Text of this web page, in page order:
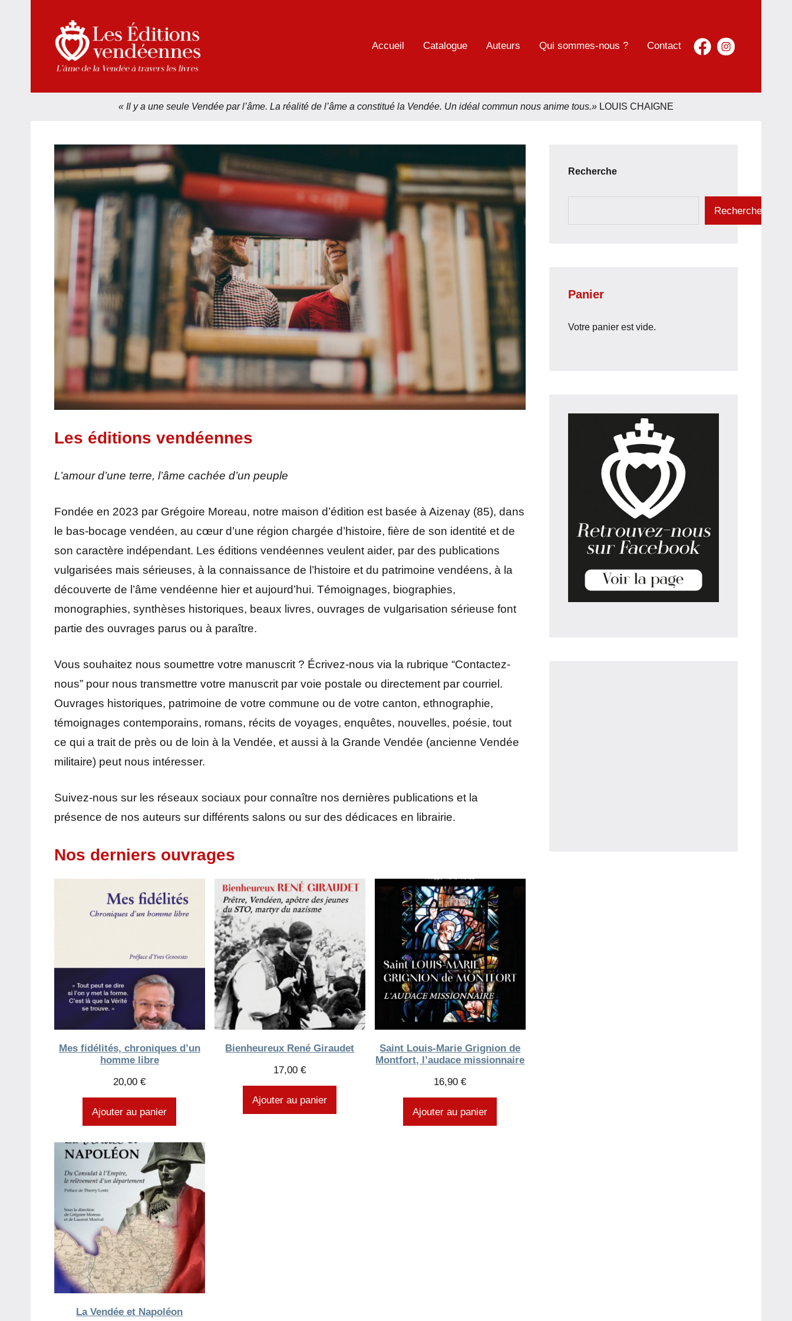
contenu
Éditions
Vendéennes
Vendée
les
livres
Accueil Catalogue Auteurs Qui sommes-nous ? Contact
« Il y a une seule Vendée par l’âme. La réalité de l’âme a constitué la Vendée. Un idéal commun nous anime tous.» LOUIS CHAIGNE
Les éditions vendéennes
L’amour d’une terre, l’âme cachée d’un peuple
Fondée en 2023 par Grégoire Moreau, notre maison d’édition est basée à Aizenay (85), dans
le bas-bocage vendéen, au cœur d’une région chargée d’histoire, fière de son identité et de
son caractère indépendant. Les éditions vendéennes veulent aider, par des publications
vulgarisées mais sérieuses, à la connaissance de l’histoire et du patrimoine vendéens, à la
découverte de l’âme vendéenne hier et aujourd’hui. Témoignages, biographies,
monographies, synthèses historiques, beaux livres, ouvrages de vulgarisation sérieuse font
partie des ouvrages parus ou à paraître.
Vous souhaitez nous soumettre votre manuscrit ? Écrivez-nous via la rubrique “Contactez-
nous” pour nous transmettre votre manuscrit par voie postale ou directement par courriel.
Ouvrages historiques, patrimoine de votre commune ou de votre canton, ethnographie,
témoignages contemporains, romans, récits de voyages, enquêtes, nouvelles, poésie, tout
ce qui a trait de près ou de loin à la Vendée, et aussi à la Grande Vendée (ancienne Vendée
militaire) peut nous intéresser.
Suivez-nous sur les réseaux sociaux pour connaître nos dernières publications et la
présence de nos auteurs sur différents salons ou sur des dédicaces en librairie.
Nos derniers ouvrages
Mes fidélités, chroniques d’un
homme libre
20,00€
Ajouter au panier
Bienheureux René Giraudet
17,00€
Ajouter au panier
Saint Louis-Marie Grignion de
Montfort, l’audace missionnaire
16,90€
Ajouter au panier
La Vendée et Napoléon
Recherche
Rechercher
Panier
Votre panier est vide.